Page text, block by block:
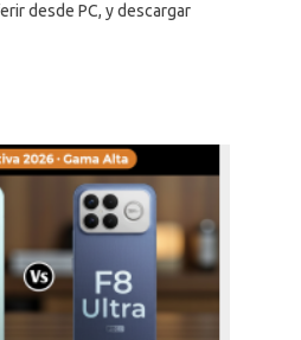
desde PC, y descargar